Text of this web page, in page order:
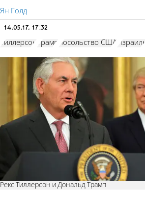
Ян Голд
14.05.17, 17:32
Тиллерсон Трамп посольство США Израиль
Рекс Тиллерсон и Дональд Трамп